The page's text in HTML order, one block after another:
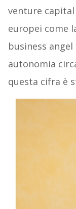
venture
europei come
business
autonomia
questa cifra è